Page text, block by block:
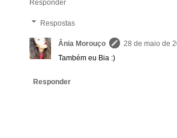
Responder
Respostas
Ânia Morouço
28 de maio de
Também eu Bia :)
Responder